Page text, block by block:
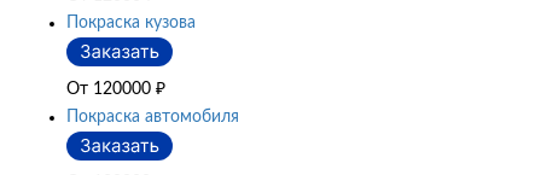
Покраска кузова
От 120000 ₽
Покраска автомобиля